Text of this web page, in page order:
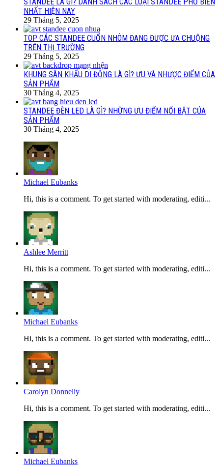
NHẤT HIỆN NAY
29 Tháng 5, 2025
TOP CÁC STANDEE CUỐN NHÔM ĐANG ĐƯỢC ƯA CHUỘNG
TRÊN THỊ TRƯỜNG
29 Tháng 5, 2025
KHUNG SÂN KHẤU DI ĐỘNG LÀ GÌ? ƯU VÀ NHƯỢC ĐIỂM CỦA
SẢN PHẨM
30 Tháng 4, 2025
STANDEE ĐÈN LED LÀ GÌ? NHỮNG ƯU ĐIỂM NỔI BẬT CỦA
SẢN PHẨM
30 Tháng 4, 2025
Michael Eubanks
Hi, this is a comment. To get started with moderating, editi...
Ashlee Merritt
Hi, this is a comment. To get started with moderating, editi...
Michael Eubanks
Hi, this is a comment. To get started with moderating, editi...
Carolyn Donnelly
Hi, this is a comment. To get started with moderating, editi...
Michael Eubanks